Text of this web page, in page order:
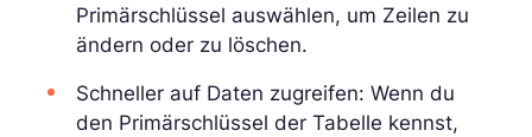
Primärschlüssel auswählen, um Zeilen zu
ändern oder zu löschen.
Schneller auf Daten zugreifen: Wenn du
den Primärschlüssel der Tabelle kennst,